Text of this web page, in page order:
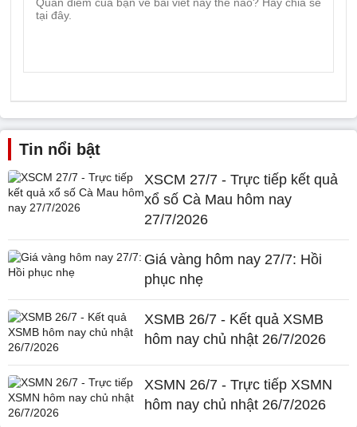
Tin nổi bật
XSCM 27/7 - Trực tiếp kết quả
xổ số Cà Mau hôm nay
27/7/2026
Giá vàng hôm nay 27/7: Hồi
phục nhẹ
XSMB 26/7 - Kết quả XSMB
hôm nay chủ nhật 26/7/2026
XSMN 26/7 - Trực tiếp XSMN
hôm nay chủ nhật 26/7/2026